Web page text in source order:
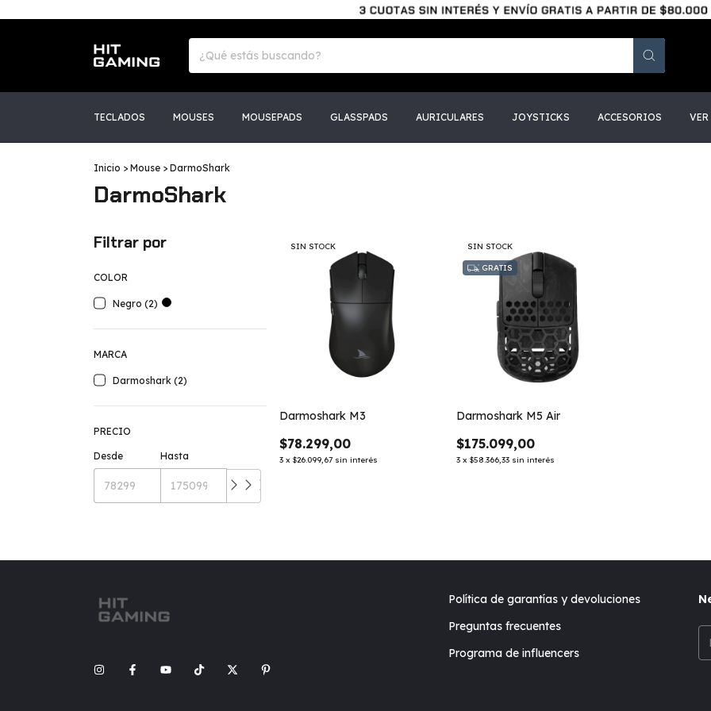
TECLADOS MOUSES MOUSEPADS GLASSPADS AURICULARES JOYSTICKS ACCESORIOS
Inicio > Mouse > DarmoShark
DarmoShark
Filtrar por
COLOR
Negro (2)
MARCA
Darmoshark (2)
PRECIO
Desde Hasta
SIN STOCK
Darmoshark M3
$78.299,00
3 x$26.099,67 sin interés
SIN STOCK
GRATIS
Darmoshark M5 Air
$175.099,00
3 x $58.366,33 sin interés
Política de garantías y devoluciones
Preguntas frecuentes
Programa de influencers